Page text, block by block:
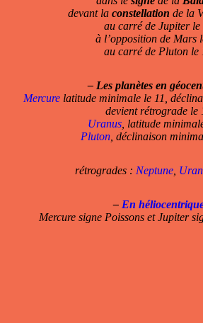
devant la constellation de la
au carré de Jupiter le
à l’opposition de Mars
au carré de Pluton le
– Les planètes en
Mercure latitude minimale le 11,
devient rétrograde le
Uranus, latitude
Pluton , déclinaison
rétrogrades : Neptune
– En
Mercure signe Poissons et Jupiter